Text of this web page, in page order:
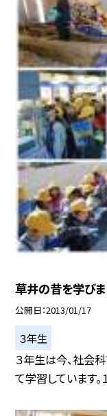
草井の昔を学び
公開日 2013/01/17
３年生
３年生は今、社会科
て学習しています。